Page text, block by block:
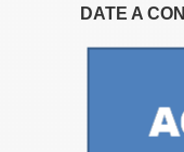
DATE A